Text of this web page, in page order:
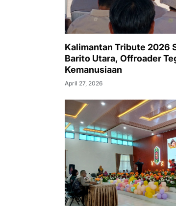
Kalimantan Tribute 2026
Barito Utara, Offroader
Kemanusiaan
April 27, 2026